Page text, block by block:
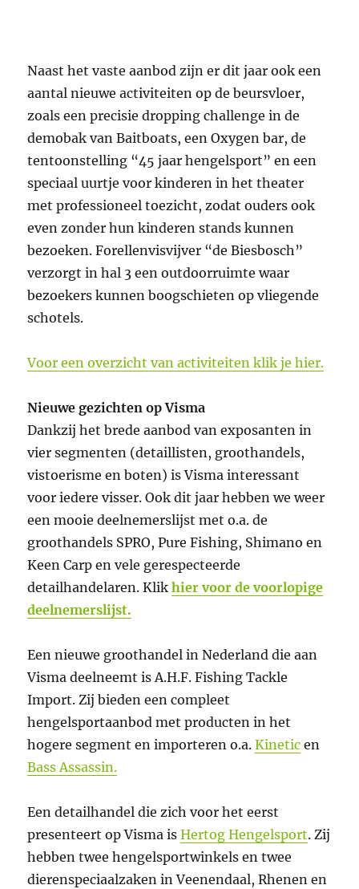
Naast het vaste aanbod zijn er dit jaar ook een
aantal nieuwe activiteiten op de beursvloer,
zoals een precisie dropping challenge in de
demobak van Baitboats, een Oxygen bar, de
tentoonstelling “45 jaar hengelsport” en een
speciaal uurtje voor kinderen in het theater
met professioneel toezicht, zodat ouders ook
even zonder hun kinderen stands kunnen
bezoeken. Forellenvisvijver “de Biesbosch”
verzorgt in hal 3 een outdoorruimte waar
bezoekers kunnen boogschieten op vliegende
schotels.
Voor een overzicht van activiteiten klik je hier.
Nieuwe gezichten op Visma
Dankzij het brede aanbod van exposanten in
vier segmenten (detaillisten, groothandels,
vistoerisme en boten) is Visma interessant
voor iedere visser. Ook dit jaar hebben we weer
een mooie deelnemerslijst met o.a. de
groothandels SPRO, Pure Fishing, Shimano en
Keen Carp en vele gerespecteerde
detailhandelaren. Klikhier voor de voorlopige
deelnemerslijst.
Een nieuwe groothandel in Nederland die aan
Visma deelneemt is A.H.F. Fishing Tackle
Import. Zij bieden een compleet
hengelsportaanbod met producten in het
hogere segment en importeren o.a.Kinetic en
Bass Assassin.
Een detailhandel die zich voor het eerst
presenteert op Visma isHertog Hengelsport. Zij
hebben twee hengelsportwinkels en twee
dierenspeciaalzaken in Veenendaal, Rhenen en